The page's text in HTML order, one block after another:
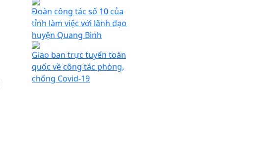
Đoàn công tác số 10 của
tỉnh làm việc với lãnh đạo
huyện Quang Bình
Giao ban trực tuyến toàn
quốc về công tác phòng,
chống Covid-19